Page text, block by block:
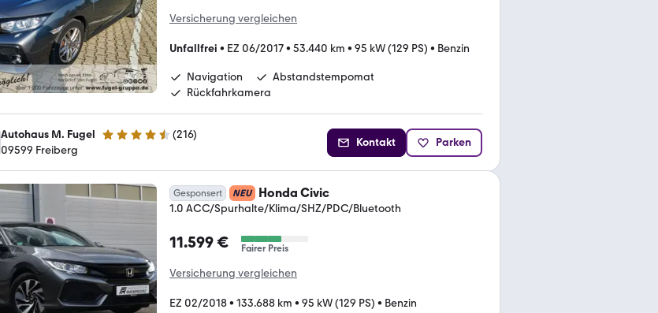
Versicherung vergleichen
Unfallfrei • EZ 06/2017• 53.440 km • 95 kW (129 PS) • Benzin
Navigation
Abstandstempomat
Rückfahrkamera
Autohaus M. Fugel 4.4 Sterne (216)
09599 Freiberg
Kontakt Parken
Gesponsert NEU Honda Civic
1.0 ACC/Spurhalte/Klima/SHZ/PDC/Bluetooth
11.599 € Fairer Preis
Versicherung vergleichen
EZ 02/2018• 133.688 km • 95 kW (129 PS) • Benzin